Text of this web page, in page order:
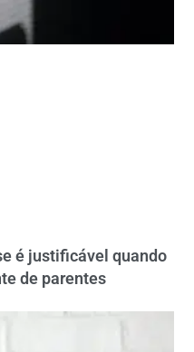
é justificável quando
de parentes